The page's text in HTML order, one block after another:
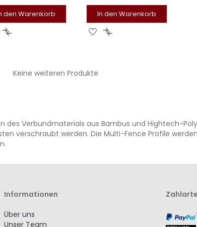
den Warenkorb
ZURZUR
In den Warenkorb
ZURZUR
Keine weiteren Produkte
Verbundmaterials aus Bambus und Hightech-
verschraubt werden. Die Multi-Fence Profile
Informationen
Über uns
Unser Team